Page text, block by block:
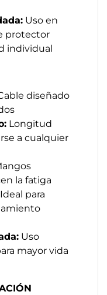
Uso en
protector
individual
diseñado
Longitud
a cualquier
la fatiga
Ideal para
Uso
mayor vida